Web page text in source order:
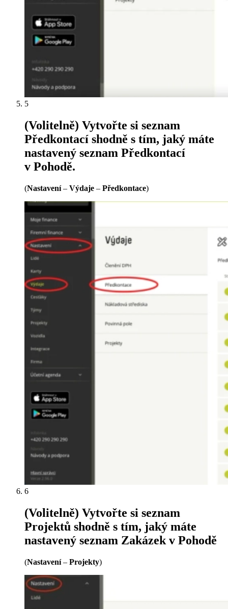
5
(Volitelně) Vytvořte si seznam
Předkontací shodně s tím, jaký máte
nastavený seznam Předkontací
v Pohodě.
(Nastavení– Výdaje – Předkontace)
6
(Volitelně) Vytvořte si seznam
Projektů shodně s tím, jaký máte
nastavený seznam Zakázek v Pohodě
(Nastavení– Projekty)